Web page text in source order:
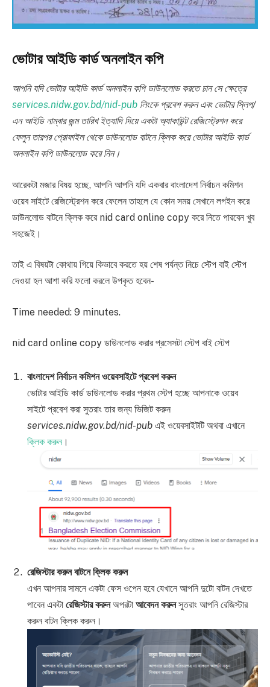
ভোটার আইডি কার্ড অনলাইন কপি
আপনি যদি ভোটার আইডি কার্ড অনলাইন কপি ডাউনলোড করতে চান সে ক্ষেত্রে
services.nidw.gov.bd/nid-pub লিংকে প্রবেশ করুন এবং ভোটার স্লিপ/
এন আইডি নাম্বার জন্ম তারিখ ইত্যাদি দিয়ে একটা অ্যাকাউন্ট রেজিস্ট্রেশন করে
ফেলুন তারপর প্রোফাইল থেকে ডাউনলোড বাটনে ক্লিক করে ভোটার আইডি কার্ড
অনলাইন কপি ডাউনলোড করে নিন।
আরেকটা মজার বিষয় হচ্ছে, আপনি আপনি যদি একবার বাংলাদেশ নির্বাচন কমিশন
ওয়েব সাইটে রেজিস্ট্রেশন করে ফেলেন তাহলে যে কোন সময় সেখানে লগইন করে
ডাউনলোড বাটনে ক্লিক করে nid card online copy করে নিতে পারবেন খুব
সহজেই।
তাই এ বিষয়টা কোথায় গিয়ে কিভাবে করতে হয় শেষ পর্যন্ত নিচে স্টেপ বাই স্টেপ
দেওয়া হল আশা করি ফলো করলে উপকৃত হবেন-
Time needed: 9 minutes.
nid card online copy ডাউনলোড করার প্রসেসটা স্টেপ বাই স্টেপ
বাংলাদেশ নির্বাচন কমিশন ওয়েবসাইটে প্রবেশ করুন
ভোটার আইডি কার্ড ডাউনলোড করার প্রথম স্টেপ হচ্ছে আপনাকে ওয়েব
সাইটে প্রবেশ করা সুতরাং তার জন্য ভিজিট করুন
services.nidw.gov.bd/nid-pub এই ওয়েবসাইটটি অথবা এখানে
ক্লিক করুন ।
রেজিস্টার করুন বাটনে ক্লিক করুন
এখন আপনার সামনে একটা ফেস ওপেন হবে যেখানে আপনি দুটো বাটন দেখতে
পাবেন একটা রেজিস্টার করুনঅপরটা আবেদন করুনসুতরাং আপনি রেজিস্টার
করুন বাটন ক্লিক করুন।